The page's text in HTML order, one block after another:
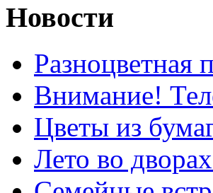
Новости
Разноцветная
Внимание!
Цветы из
Лето во